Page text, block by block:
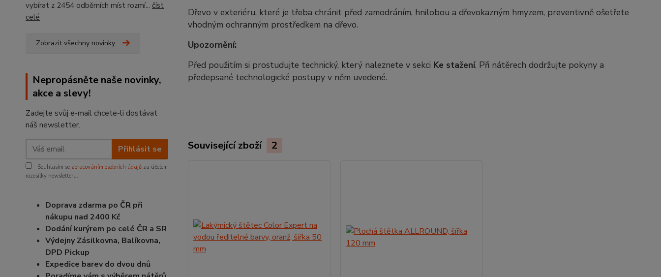
vybírat z 2454 odběrních míst rozmí... číst
celé
Zobrazit všechny novinky
Nepropásněte naše novinky,
akce a slevy!
Zadejte svůj e-mail chcete-li dostávat
náš newsletter.
Přihlásit se
Souhlasím se zpracováním osobních údajů za účelem
rozesílky newsletteru.
Doprava zdarma po ČR při
nákupu nad 2400 Kč
Dodání kurýrem po celé ČR a SR
Výdejny Zásilkovna, Balíkovna,
DPD Pickup
Expedice barev do dvou dnů
Dřevo v exteriéru, které je třeba chránit před zamodráním, hnilobou a dřevokazným hmyzem, preventivně ošetřete
vhodným ochranným prostředkem na dřevo.
Upozornění:
Před použitím si prostudujte technický, který naleznete v sekci Ke stažení. Při nátěrech dodržujte pokyny a
předepsané technologické postupy v něm uvedené.
Související zboží 2